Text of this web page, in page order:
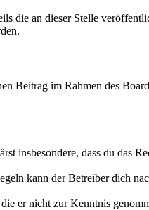
die an dieser Stelle
Beitrag im Rahmen des
insbesondere, dass du das
kann der Betreiber dich
er nicht zur Kenntnis